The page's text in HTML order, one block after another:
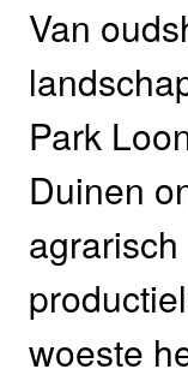
Van
Park
Duinen
agrarisch
woeste